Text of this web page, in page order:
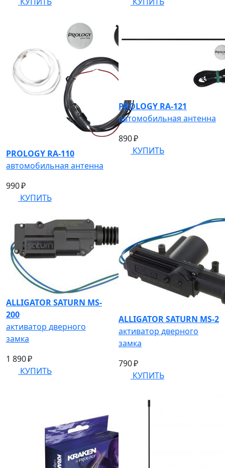
PROLOGY RA-110
автомобильная антенна
990 ₽
КУПИТЬ
PROLOGY RA-121
автомобильная антенна
890 ₽
КУПИТЬ
ALLIGATOR SATURN MS-
200
активатор дверного
замка
1 890 ₽
КУПИТЬ
ALLIGATOR SATURN MS-2
активатор дверного
замка
790 ₽
КУПИТЬ